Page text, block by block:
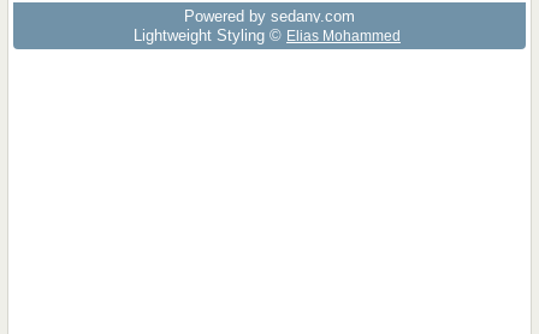
Powered by sedany.com
Lightweight Styling © Elias Mohammed